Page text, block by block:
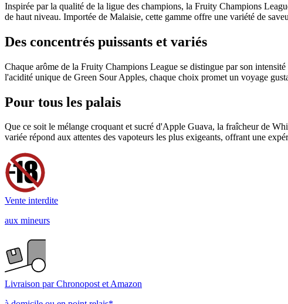
Inspirée par la qualité de la ligue des champions, la Fruity Champions
de haut niveau. Importée de Malaisie, cette gamme offre une variété de
Des concentrés puissants et variés
Chaque arôme de la Fruity Champions League se distingue par son
l'acidité unique de Green Sour Apples, chaque choix promet un voyage
Pour tous les palais
Que ce soit le mélange croquant et sucré d'Apple Guava, la fraîcheur de
variée répond aux attentes des vapoteurs les plus exigeants, offrant une
Vente interdite
aux mineurs
Livraison par Chronopost et Amazon